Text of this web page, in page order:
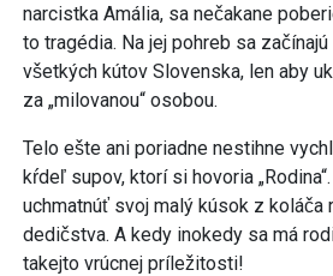
narcistka Amália, sa nečakane
to tragédia. Na jej pohreb sa
všetkých kútov Slovenska, len aby
za „milovanou“ osobou.
Telo ešte ani poriadne nestihne
kŕdeľ supov, ktorí si hovoria
uchmatnúť svoj malý kúsok z koláča
dedičstva. A kedy inokedy sa má
takejto vrúcnej príležitosti!